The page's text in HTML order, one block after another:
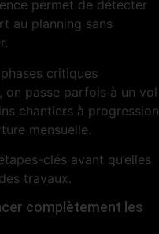
permet de détecter
au planning sans
critiques
on passe parfois à un vol
chantiers à progression
mensuelle.
clés avant qu’elles
travaux.
complètement les